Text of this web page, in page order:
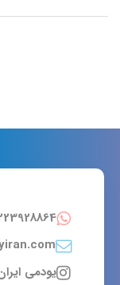
یودمی